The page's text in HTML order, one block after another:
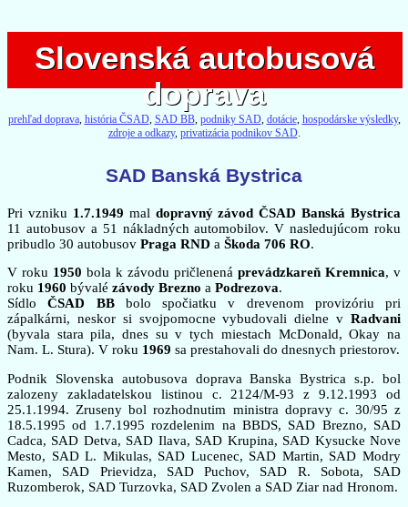
Slovenská autobusová
doprava
Slovenská autobusová
doprava
prehľad doprava, história ČSAD, SAD BB, podniky SAD, dotácie, hospodárske výsledky,
zdroje a odkazy, privatizácia podnikov SAD.
SAD Banská Bystrica
Pri vzniku 1.7.1949 mal dopravný závod ČSAD Banská Bystrica
11 autobusov a 51 nákladných automobilov. V nasledujúcom roku
pribudlo 30 autobusov Praga RND a Škoda 706 RO.
V roku 1950 bola k závodu pričlenená prevádzkareň Kremnica, v
roku 1960 bývalé závody Brezno a Podrezova.
SídloČSAD BBbolo spočiatku v drevenom provizóriu pri
zápalkárni, neskor si svojpomocne vybudovali dielne v Radvani
(byvala stara pila, dnes su v tych miestach McDonald, Okay na
Nam. L. Stura). V roku 1969 sa prestahovali do dnesnych priestorov.
Podnik Slovenska autobusova doprava Banska Bystrica s.p. bol
zalozeny zakladatelskou listinou c. 2124/M-93 z 9.12.1993 od
25.1.1994. Zruseny bol rozhodnutim ministra dopravy c. 30/95 z
18.5.1995 od 1.7.1995 rozdelenim na BBDS, SAD Brezno, SAD
Cadca, SAD Detva, SAD Ilava, SAD Krupina, SAD Kysucke Nove
Mesto, SAD L. Mikulas, SAD Lucenec, SAD Martin, SAD Modry
Kamen, SAD Prievidza, SAD Puchov, SAD R. Sobota, SAD
Ruzomberok, SAD Turzovka, SAD Zvolen a SAD Ziar nad Hronom.